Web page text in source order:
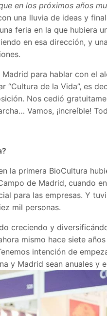
en los próximos años
una lluvia de ideas y
feria en la que hubiera
en esa dirección, y
para hablar con el
“Cultura de la Vida”, es
Nos cedió
Vamos, ¡increíble!
la primera BioCultura
de Madrid, cuando
para las empresas. Y
mil personas.
creciendo y
mismo hace siete
intención de
y Madrid sean anuales y